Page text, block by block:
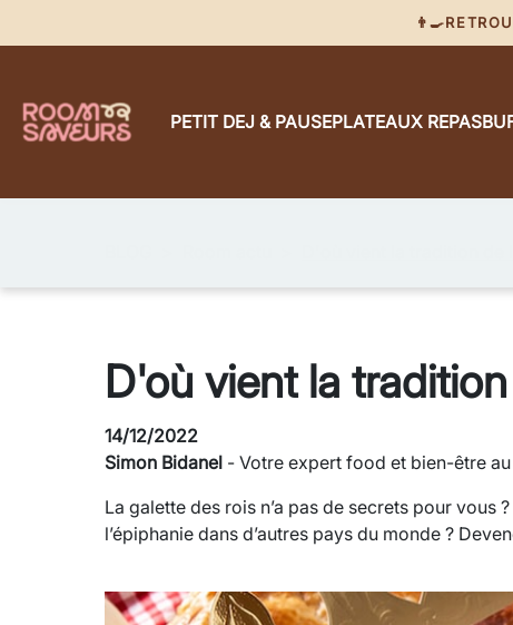
PETIT DEJ & PAUSEPLATEAUX REPAS
D'où vient la
14/12/2022
Simon Bidanel - Votre expert food et bien-être
La galette des rois n’a pas de secrets pour
l’épiphanie dans d’autres pays du monde ?